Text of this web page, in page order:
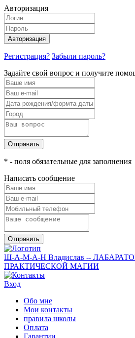
Авторизация
Авторизация
Регистрация? Забыли пароль?
Задайте свой вопрос и получите
Отправить
* - поля обязательные для заполнения
Написать сообщение
Отправить
Ш-А-М-А-Н Владислав --
ПРАКТИЧЕСКОЙ МАГИИ
Вход
Обо мне
Мои контакты
правила школы
Оплата
Гарантии